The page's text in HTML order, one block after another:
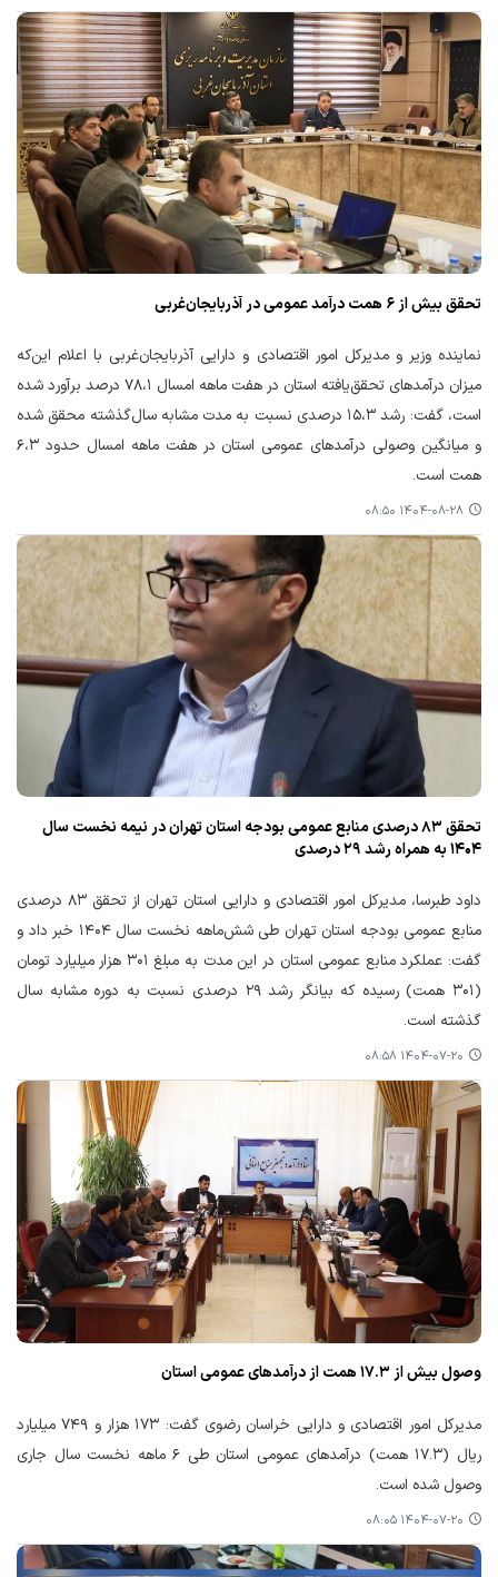
تحقق بیش از ۶ همت درآمد عمومی در آذربایجان‌غربی
نماینده وزیر و مدیرکل امور اقتصادی و دارایی آذربایجان‌غربی با اعلام این‌که
میزان درآمدهای تحقق‌یافته استان در هفت ماهه امسال ٧٨،١ درصد برآورد شده
است، گفت: رشد ١۵،٣ درصدی نسبت به مدت مشابه سال‌گذشته محقق شده
و میانگین وصولی درآمدهای عمومی استان در هفت ماهه امسال حدود ۶،٣
همت است.
۱۴۰۴-۰۸-۲۸ ۰۸:۵۰
تحقق ۸۳ درصدی منابع عمومی بودجه استان تهران در نیمه نخست سال
۱۴۰۴ به همراه رشد ۲۹ درصدی
داود طبرسا، مدیرکل امور اقتصادی و دارایی استان تهران از تحقق ۸۳ درصدی
منابع عمومی بودجه استان تهران طی شش‌ماهه نخست سال ۱۴۰۴ خبر داد و
گفت: عملکرد منابع عمومی استان در این مدت به مبلغ ۳۰۱ هزار میلیارد تومان
(۳۰۱ همت) رسیده که بیانگر رشد ۲۹ درصدی نسبت به دوره مشابه سال
گذشته است.
۱۴۰۴-۰۷-۲۰ ۰۸:۵۸
وصول بیش از ۱۷.۳ همت از درآمدهای عمومی استان
مدیرکل امور اقتصادی و دارایی خراسان رضوی گفت: ۱۷۳ هزار و ۷۴۹ میلیارد
ریال (۱۷.۳ همت) درآمدهای عمومی استان طی ۶ ماهه نخست سال جاری
وصول شده است.
۱۴۰۴-۰۷-۲۰ ۰۸:۰۵